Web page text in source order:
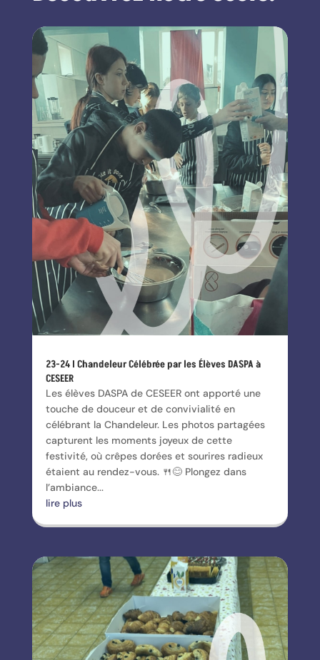
23-24 I Chandeleur Célébrée par les Élèves DASPA à
CESEER
Les élèves DASPA de CESEER ont apporté une
touche de douceur et de convivialité en
célébrant la Chandeleur. Les photos partagées
capturent les moments joyeux de cette
festivité, où crêpes dorées et sourires radieux
étaient au rendez-vous. 🍴😊 Plongez dans
l’ambiance...
lire plus